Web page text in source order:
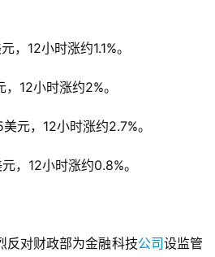
，12小时涨约1.1%。
12小时涨约2%。
元，12小时涨约2.7%。
，12小时涨约0.8%。
反对财政部为金融科技公司设监管